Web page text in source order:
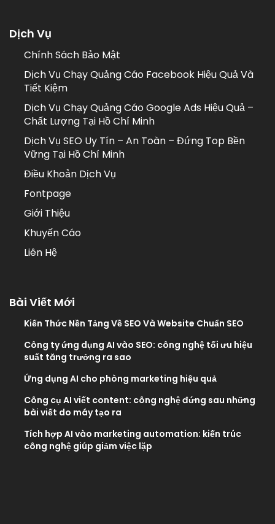
Dịch Vụ
Chính Sách Bảo Mật
Dịch Vụ Chạy Quảng Cáo Facebook Hiệu Quả Và
Tiết Kiệm
Dịch Vụ Chạy Quảng Cáo Google Ads Hiệu Quả –
Chất Lượng Tại Hồ Chí Minh
Dịch Vụ SEO Uy Tín – An Toàn – Đứng Top Bền
Vững Tại Hồ Chí Minh
Điều Khoản Dịch Vụ
Fontpage
Giới Thiệu
Khuyến Cáo
Liên Hệ
Bài Viết Mới
Kiến Thức Nền Tảng Về SEO Và Website Chuẩn SEO
Công ty ứng dụng AI vào SEO: công nghệ tối ưu hiệu
suất tăng trưởng ra sao
Ứng dụng AI cho phòng marketing hiệu quả
Công cụ AI viết content: công nghệ đứng sau những
bài viết do máy tạo ra
Tích hợp AI vào marketing automation: kiến trúc
công nghệ giúp giảm việc lặp